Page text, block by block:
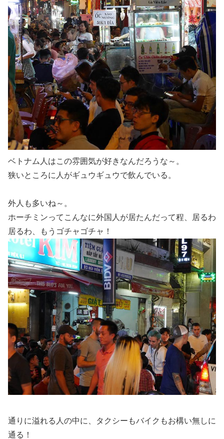
ベトナム人はこの雰囲気が好きなんだろうな～。
狭いところに人がギュウギュウで飲んでいる。
外人も多いね～。
ホーチミンってこんなに外国人が居たんだって程、居るわ
居るわ、もうゴチャゴチャ！
通りに溢れる人の中に、タクシーもバイクもお構い無しに
通る！